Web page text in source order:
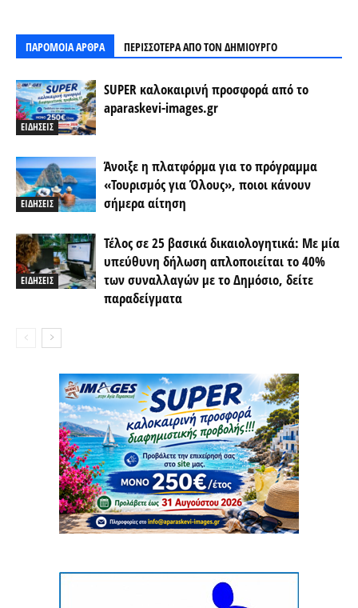
ΠΑΡΟΜΟΙΑ ΑΡΘΡΑ ΠΕΡΙΣΣΟΤΕΡΑ ΑΠΟ ΤΟΝ ΔΗΜΙΟΥΡΓΟ
ΕΙΔΗΣΕΙΣ
SUPER καλοκαιρινή προσφορά από το
aparaskevi-images.gr
ΕΙΔΗΣΕΙΣ
Άνοιξε η πλατφόρμα για το πρόγραμμα
«Τουρισμός για Όλους», ποιοι κάνουν
σήμερα αίτηση
ΕΙΔΗΣΕΙΣ
Τέλος σε 25 βασικά δικαιολογητικά: Με μία
υπεύθυνη δήλωση απλοποιείται το 40%
των συναλλαγών με το Δημόσιο, δείτε
παραδείγματα